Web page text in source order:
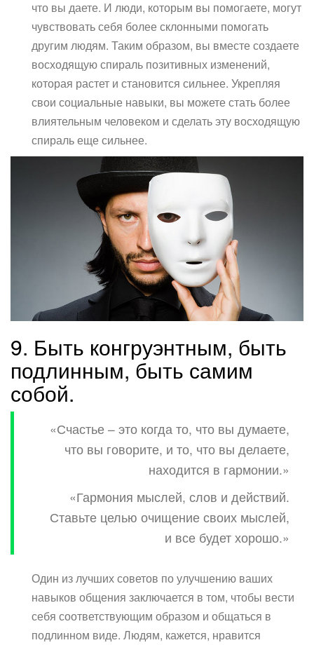
что вы даете. И люди, которым вы помогаете, могут
чувствовать себя более склонными помогать
другим людям. Таким образом, вы вместе создаете
восходящую спираль позитивных изменений,
которая растет и становится сильнее. Укрепляя
свои социальные навыки, вы можете стать более
влиятельным человеком и сделать эту восходящую
спираль еще сильнее.
9. Быть конгруэнтным, быть
подлинным, быть самим
собой.
«Счастье – это когда то, что вы думаете,
что вы говорите, и то, что вы делаете,
находится в гармонии.»
«Гармония мыслей, слов и действий.
Ставьте целью очищение своих мыслей,
и все будет хорошо.»
Один из лучших советов по улучшению ваших
навыков общения заключается в том, чтобы вести
себя соответствующим образом и общаться в
подлинном виде. Людям, кажется, нравится